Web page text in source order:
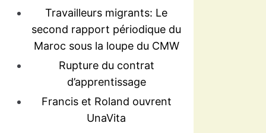
Travailleurs migrants: Le
second rapport périodique du
Maroc sous la loupe du CMW
Rupture du contrat
d’apprentissage
Francis et Roland ouvrent
UnaVita